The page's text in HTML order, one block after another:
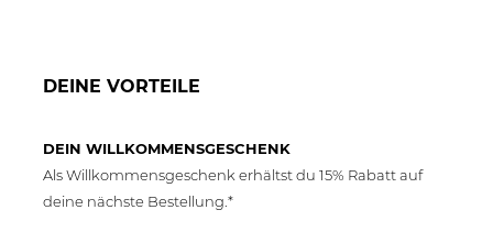
DEINE VORTEILE
DEIN WILLKOMMENSGESCHENK
Als Willkommensgeschenk erhältst du 15% Rabatt auf
deine nächste Bestellung.*